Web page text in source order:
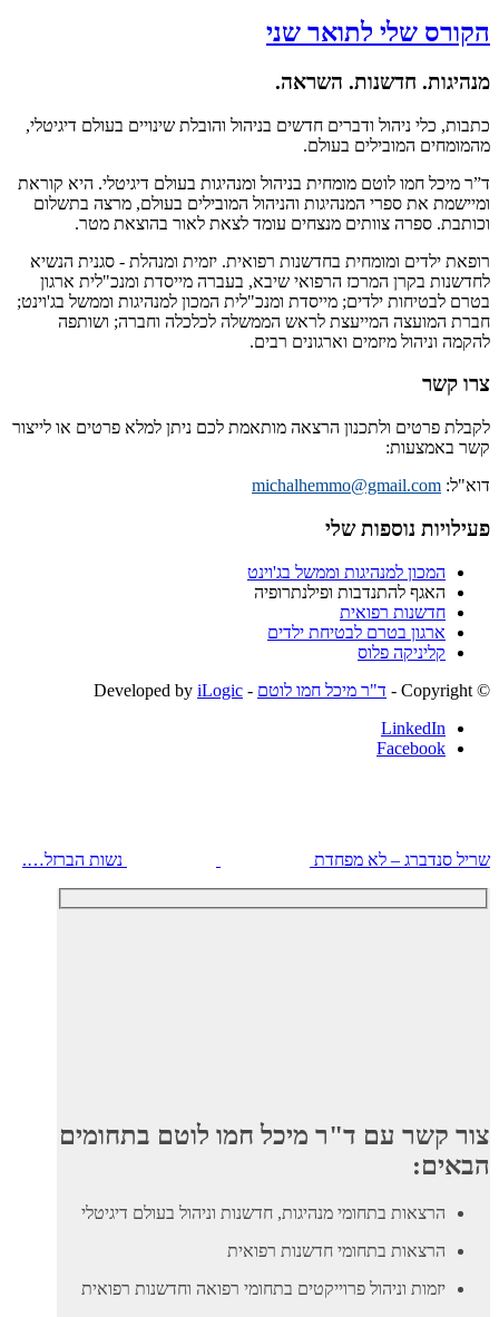
הקורס שלי לתואר שני
מנהיגות. חדשנות. השראה.
כתבות, כלי ניהול ודברים חדשים בניהול והובלת שינויים בעולם דיגיטלי,
מהמומחים המובילים בעולם.
ד”ר מיכל חמו לוטם מומחית בניהול ומנהיגות בעולם דיגיטלי. היא קוראת
ומיישמת את ספרי המנהיגות והניהול המובילים בעולם, מרצה בתשלום
וכותבת. ספרה צוותים מנצחים עומד לצאת לאור בהוצאת מטר.
רופאת ילדים ומומחית בחדשנות רפואית. יזמית ומנהלת - סגנית הנשיא
לחדשנות בקרן המרכז הרפואי שיבא, בעברה מייסדת ומנכ"לית ארגון
בטרם לבטיחות ילדים; מייסדת ומנכ"לית המכון למנהיגות וממשל בג'וינט;
חברת המועצה המייעצת לראש הממשלה לכלכלה וחברה; ושותפה
להקמה וניהול מיזמים וארגונים רבים.
צרו קשר
לקבלת פרטים ולתכנון הרצאה מותאמת לכם ניתן למלא פרטים או לייצור
קשר באמצעות:
דוא"ל: michalhemmo@gmail.com
פעילויות נוספות שלי
המכון למנהיגות וממשל בג'וינט
האגף להתנדבות ופילנתרופיה
חדשנות רפואית
ארגון בטרם לבטיחת ילדים
קליניקה פלוס
© ‫Copyright -
ד"ר מיכל חמו לוטם - Developed by
iLogic
LinkedIn
Facebook
שריל סנדברג – לא מפחדת נשות הברזל….
צור קשר עם ד"ר מיכל חמו לוטם בתחומים
הבאים:
הרצאות בתחומי מנהיגות, חדשנות וניהול בעולם דיגיטלי
הרצאות בתחומי חדשנות רפואית
יזמות וניהול פרוייקטים בתחומי רפואה וחדשנות רפואית